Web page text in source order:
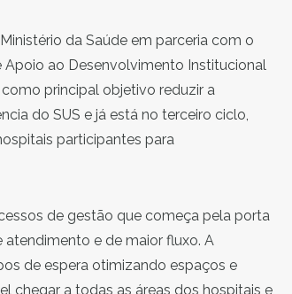
da Saúde em parceria com o
ao Desenvolvimento Institucional
principal objetivo reduzir a
do SUS e já está no terceiro ciclo,
participantes para
de gestão que começa pela porta
e de maior fluxo. A
de espera otimizando espaços e
chegar a todas as áreas dos hospitais e